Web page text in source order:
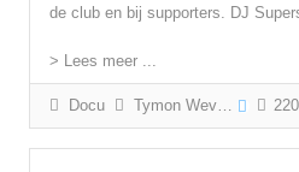
de club en bij supporters. DJ
> Lees meer ...
Docu Tymon Wevers